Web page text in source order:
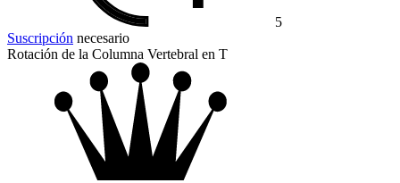
5
Suscripción necesario
Rotación de la Columna Vertebral en T